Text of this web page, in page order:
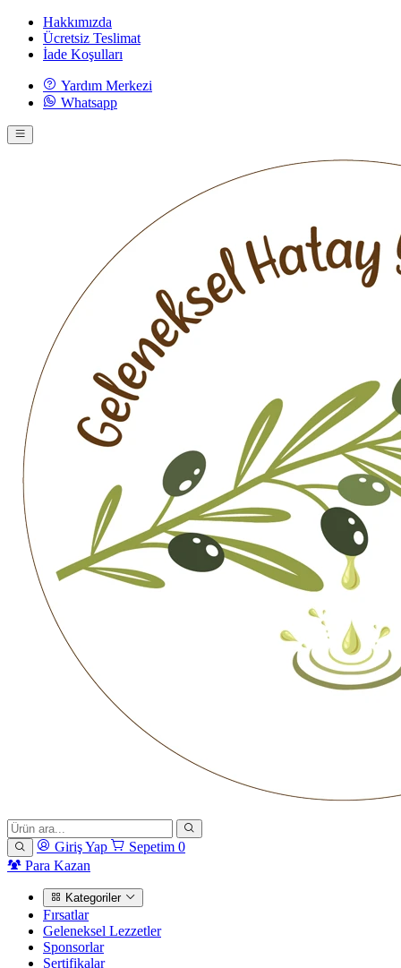
Hakkımızda
Ücretsiz Teslimat
İade Koşulları
Yardım Merkezi
Whatsapp
Giriş Yap Sepetim 0
Para Kazan
Kategoriler
Fırsatlar
Geleneksel Lezzetler
Sponsorlar
Sertifikalar